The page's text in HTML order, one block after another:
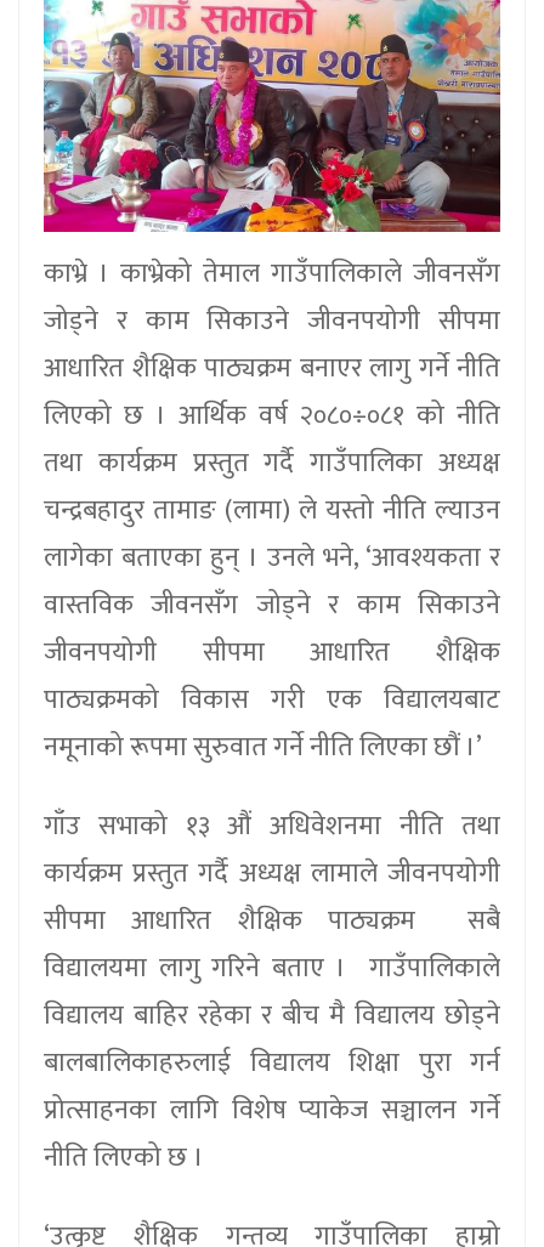
काभ्रे । काभ्रेको तेमाल गाउँपालिकाले जीवनसँग
जोड्ने र काम सिकाउने जीवनपयोगी सीपमा
आधारित शैक्षिक पाठ्यक्रम बनाएर लागु गर्ने नीति
लिएको छ । आर्थिक वर्ष २०८०÷०८१ को नीति
तथा कार्यक्रम प्रस्तुत गर्दै गाउँपालिका अध्यक्ष
चन्द्रबहादुर तामाङ (लामा) ले यस्तो नीति ल्याउन
लागेका बताएका हुन् । उनले भने, ‘आवश्यकता र
वास्तविक जीवनसँग जोड्ने र काम सिकाउने
जीवनपयोगी सीपमा आधारित शैक्षिक
पाठ्यक्रमको विकास गरी एक विद्यालयबाट
नमूनाको रूपमा सुरुवात गर्ने नीति लिएका छौं ।’
गाँउ सभाको १३ औं अधिवेशनमा नीति तथा
कार्यक्रम प्रस्तुत गर्दै अध्यक्ष लामाले जीवनपयोगी
सीपमा आधारित शैक्षिक पाठ्यक्रम सबै
विद्यालयमा लागु गरिने बताए । गाउँपालिकाले
विद्यालय बाहिर रहेका र बीच मै विद्यालय छोड्ने
बालबालिकाहरुलाई विद्यालय शिक्षा पुरा गर्न
प्रोत्साहनका लागि विशेष प्याकेज सञ्चालन गर्ने
नीति लिएको छ ।
‘उत्कृष्ट शैक्षिक गन्तव्य गाउँपालिका हाम्रो